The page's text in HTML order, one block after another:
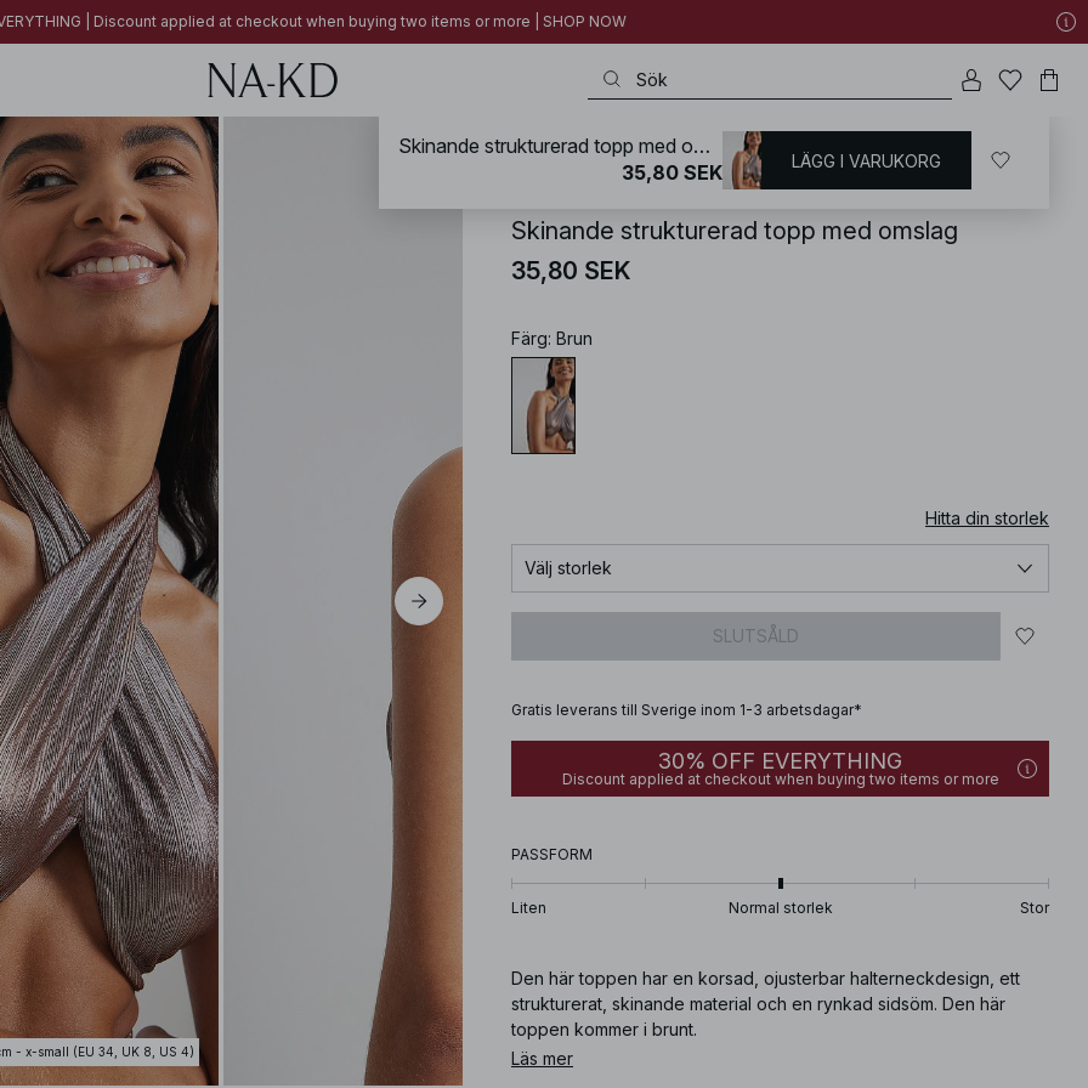
| Discount applied at checkout when buying two items or more | SHOP NOW
- x-small (EU 34, UK 8, US 4)
Toppar / Festtoppar
Skinande strukturerad topp med omslag
35,80 SEK
Färg: Brun
Hitta din storlek
Välj storlek
SLUTSÅLD
Gratis leverans till Sverige inom 1-3 arbetsdagar*
30% OFF EVERYTHING
Discount applied at checkout when buying two items or more
PASSFORM
Liten Normal storlek Stor
Den här toppen har en korsad, ojusterbar halterneckdesign, ett
strukturerat, skinande material och en rynkad sidsöm. Den här
toppen kommer i brunt.
Läs mer
Skinande strukturerad topp med omslag
35,80 SEK
LÄGG I VARUKORG